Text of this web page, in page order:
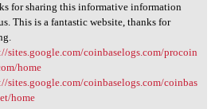
for sharing this
for sharing this informative information
This is a fantastic website, thanks for
sites.google.com/coinbaselogs.com/procoin
home
sites.google.com/coinbaselogs.com/coinbas
home